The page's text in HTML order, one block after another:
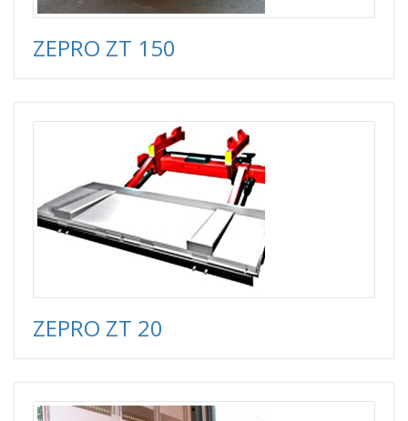
ZEPRO ZT 150
ZEPRO ZT 20